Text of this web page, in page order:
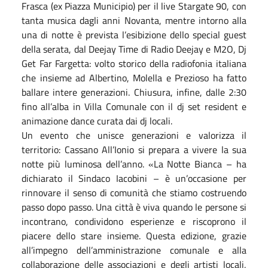
Frasca (ex Piazza Municipio) per il live Stargate 90, con
tanta musica dagli anni Novanta, mentre intorno alla
una di notte è prevista l’esibizione dello special guest
della serata, dal Deejay Time di Radio Deejay e M2O, Dj
Get Far Fargetta: volto storico della radiofonia italiana
che insieme ad Albertino, Molella e Prezioso ha fatto
ballare intere generazioni. Chiusura, infine, dalle 2:30
fino all’alba in Villa Comunale con il dj set resident e
animazione dance curata dai dj locali.
Un evento che unisce generazioni e valorizza il
territorio: Cassano All’Ionio si prepara a vivere la sua
notte più luminosa dell’anno. «La Notte Bianca – ha
dichiarato il Sindaco Iacobini – è un’occasione per
rinnovare il senso di comunità che stiamo costruendo
passo dopo passo. Una città è viva quando le persone si
incontrano, condividono esperienze e riscoprono il
piacere dello stare insieme. Questa edizione, grazie
all’impegno dell’amministrazione comunale e alla
collaborazione delle associazioni e degli artisti locali,